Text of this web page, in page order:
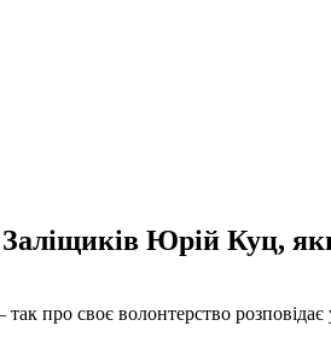
Заліщиків Юрій Куц,
про своє волонтерство